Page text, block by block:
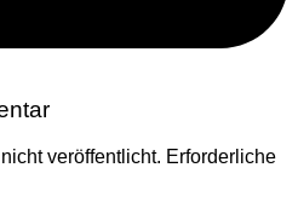
veröffentlicht. Erforderliche